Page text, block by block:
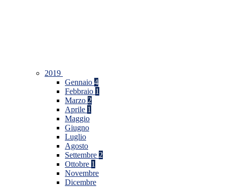
2019
Gennaio 4
Febbraio 1
Marzo 2
Aprile 1
Maggio
Giugno
Luglio
Agosto
Settembre 2
Ottobre 1
Novembre
Dicembre